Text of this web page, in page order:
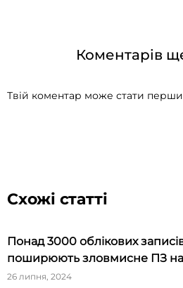
Коментарів
Твій коментар може стати
Схожі статті
Понад 3000 облікових
поширюють зловмисне ПЗ
26 липня, 2024